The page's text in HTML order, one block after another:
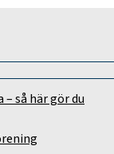
så här gör du